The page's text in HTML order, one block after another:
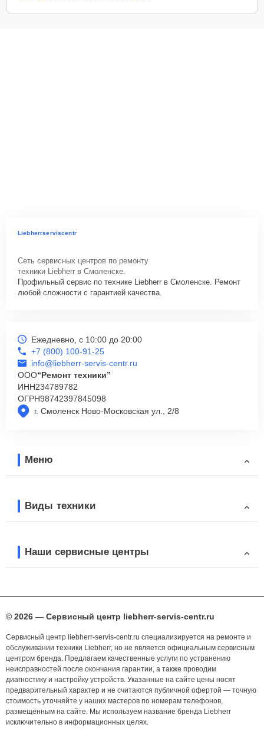
Liebherrserviscentr
Сеть сервисных центров по ремонту
техники Liebherr в Смоленске.
Профильный сервис по технике Liebherr в Смоленске. Ремонт
любой сложности с гарантией качества.
г. Смоленск Ново-Московская ул., 2/8
Ежедневно, с 10:00 до 20:00
+7 (800) 100-91-25
info@liebherr-servis-centr.ru
ООО“Ремонт техники”
ИНН234789782
ОГРН98742397845098
Меню
Виды техники
Наши сервисные центры
© 2026 — Сервисный центр liebherr-servis-centr.ru
Сервисный центр liebherr-servis-centr.ru специализируется на ремонте и
обслуживании техники Liebherr, но не является официальным сервисным
центром бренда. Предлагаем качественные услуги по устранению
неисправностей после окончания гарантии, а также проводим
диагностику и настройку устройств. Указанные на сайте цены носят
предварительный характер и не считаются публичной офертой — точную
стоимость уточняйте у наших мастеров по номерам телефонов,
размещённым на сайте. Мы используем название бренда Liebherr
исключительно в информационных целях.